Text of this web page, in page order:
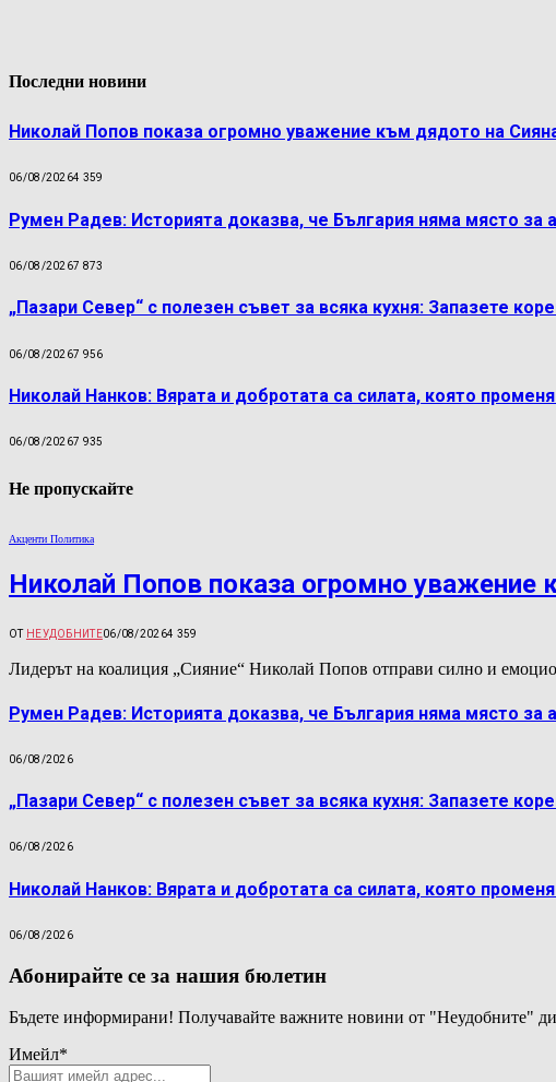
Последни новини
Николай Попов показа огромно уважение към дядото на
06/08/20264 359
Румен Радев: Историята доказва, че България няма място за
06/08/20267 873
„Пазари Север“ с полезен съвет за всяка кухня: Запазете
06/08/20267 956
Николай Нанков: Вярата и добротата са силата, която
06/08/20267 935
Не пропускайте
Акценти Политика
Николай Попов показа огромно уважение
ОТ НЕУДОБНИТЕ06/08/20264 359
Лидерът на коалиция „Сияние“ Николай Попов отправи силно и
Румен Радев: Историята доказва, че България няма място за
06/08/2026
„Пазари Север“ с полезен съвет за всяка кухня: Запазете
06/08/2026
Николай Нанков: Вярата и добротата са силата, която
06/08/2026
Абонирайте се за нашия бюлетин
Бъдете информирани! Получавайте важните новини от "Неудобните"
Имейл*